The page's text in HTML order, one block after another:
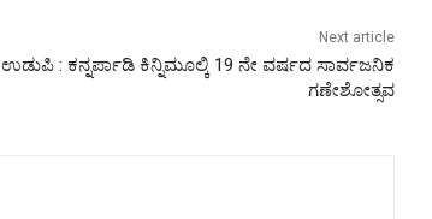
Next article
ಉಡುಪಿ : ಕನ್ನರ್ಪಾಡಿ ಕಿನ್ನಿಮೂಲ್ಕಿ 19 ನೇ ವರ್ಷದ ಸಾರ್ವಜನಿಕ
ಗಣೇಶೋತ್ಸವ